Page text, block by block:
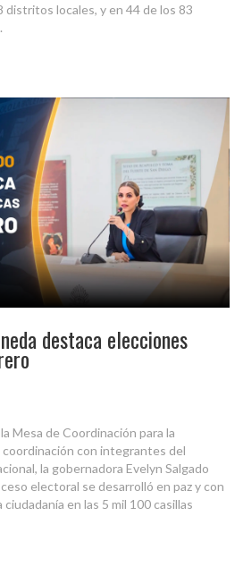
distritos locales, y en 44 de los 83
destaca elecciones
Mesa de Coordinación para la
con integrantes del
la gobernadora Evelyn Salgado
electoral se desarrolló en paz y con
en las 5 mil 100 casillas